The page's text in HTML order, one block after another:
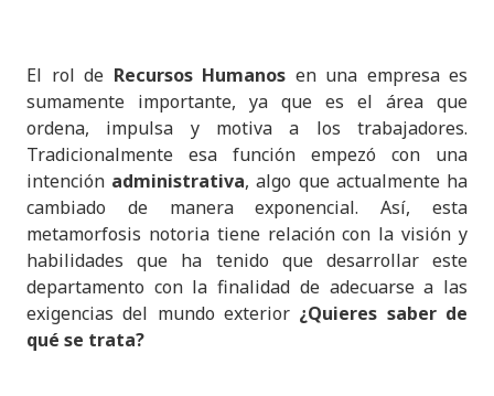
El rol de Recursos Humanos en una empresa es
sumamente importante, ya que es el área que
ordena, impulsa y motiva a los trabajadores.
Tradicionalmente esa función empezó con una
intención administrativa, algo que actualmente ha
cambiado de manera exponencial. Así, esta
metamorfosis notoria tiene relación con la visión y
habilidades que ha tenido que desarrollar este
departamento con la finalidad de adecuarse a las
exigencias del mundo exterior ¿Quieres saber de
qué se trata?